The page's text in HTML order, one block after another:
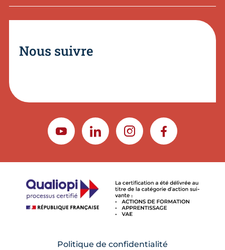
Nous suivre
YOUTUBELINKEDININSTAGRAMFACEBOOK
Politique de confidentialité